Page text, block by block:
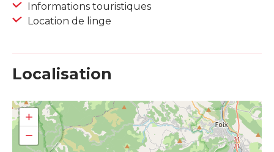
Informations touristiques
Location de linge
Localisation
+
−